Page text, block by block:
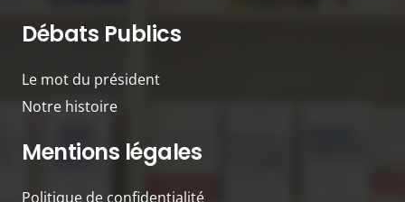
Débats Publics
Le mot du président
Notre histoire
Mentions légales
Politique de confidentialité